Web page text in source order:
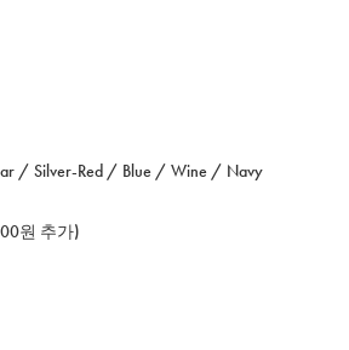
/ Silver-Red / Blue / Wine / Navy
원 추가)